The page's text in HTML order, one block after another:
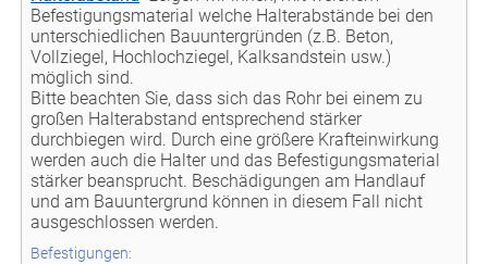
Befestigungsmaterial welche Halterabstände bei den
unterschiedlichen Bauuntergründen (z.B. Beton,
Vollziegel, Hochlochziegel, Kalksandstein usw.)
möglich sind.
Bitte beachten Sie, dass sich das Rohr bei einem zu
großen Halterabstand entsprechend stärker
durchbiegen wird. Durch eine größere Krafteinwirkung
werden auch die Halter und das Befestigungsmaterial
stärker beansprucht. Beschädigungen am Handlauf
und am Bauuntergrund können in diesem Fall nicht
ausgeschlossen werden.
Befestigungen: